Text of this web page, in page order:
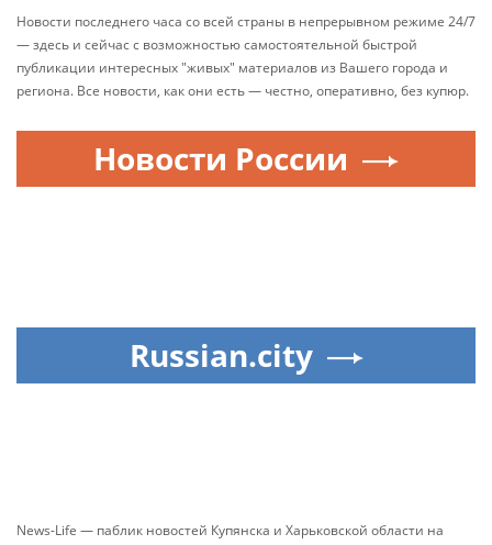
Новости последнего часа со всей страны в непрерывном режиме 24/7
— здесь и сейчас с возможностью самостоятельной быстрой
публикации интересных "живых" материалов из Вашего города и
региона. Все новости, как они есть — честно, оперативно, без купюр.
Новости России
Russian.city
News-Life — паблик новостей Купянска и Харьковской области на